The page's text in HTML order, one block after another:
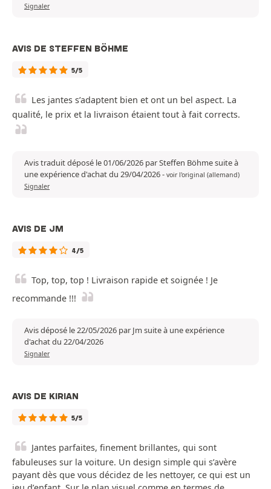
Signaler
AVIS DE STEFFEN BÖHME
5/5
Les jantes s’adaptent bien et ont un bel aspect. La
qualité, le prix et la livraison étaient tout à fait corrects.
Avis traduit déposé le 01/06/2026 par Steffen Böhme suite à
une expérience d'achat du 29/04/2026- voir l'original (allemand)
Signaler
AVIS DE JM
4/5
Top, top, top ! Livraison rapide et soignée ! Je
recommande !!!
Avis déposé le 22/05/2026 par Jm suite à une expérience
d'achat du 22/04/2026
Signaler
AVIS DE KIRIAN
5/5
Jantes parfaites, finement brillantes, qui sont
fabuleuses sur la voiture. Un design simple qui s’avère
payant dès que vous décidez de les nettoyer, ce qui est un